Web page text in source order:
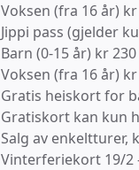
Voksen (fra 16 år)
Jippi pass (gjelder
Barn (0-15 år) kr 230
Voksen (fra 16 år)
Gratis heiskort for
Gratiskort kan kun
Salg av
Vinterferiekort 19/2